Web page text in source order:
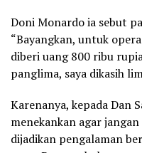
Doni Monardo ia sebut
“Bayangkan, untuk
diberi uang 800 ribu
panglima, saya dikasih
Karenanya, kepada Dan
menekankan agar
dijadikan pengalaman